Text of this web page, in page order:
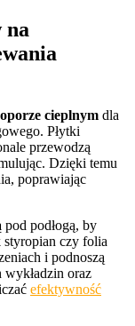
na
cieplnym dla
Płytki
przewodzą
Dzięki temu
poprawiając
pod podłogą, by
styropian czy folia
i podnoszą
wykładzin oraz
efektywność